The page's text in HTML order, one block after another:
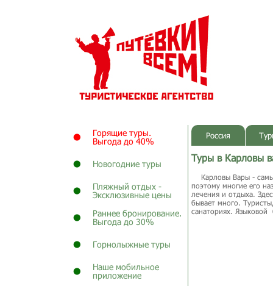
Горящие туры.
Выгода до 40%
Новогодние туры
Пляжный отдых -
Эксклюзивные цены
Раннее бронирование.
Выгода до 30%
Горнолыжные туры
Наше мобильное
приложение
Россия
Туры в Карловы
Карловы Вары -
поэтому многие его
лечения и отдыха.
бывает много.
санаториях. Языковой